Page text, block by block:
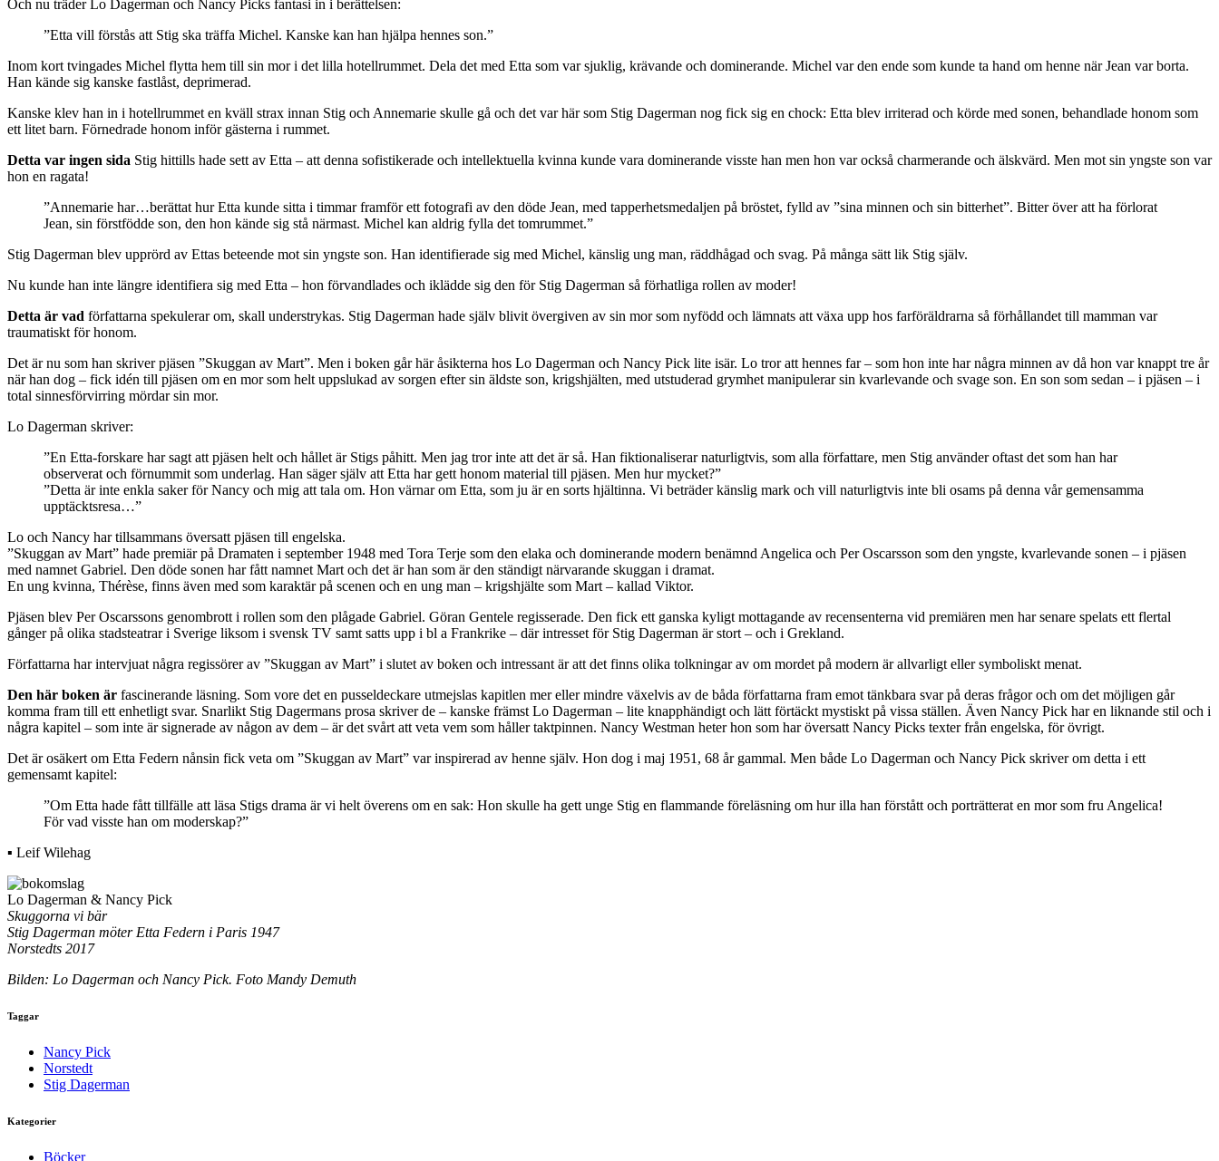
Och nu träder Lo Dagerman och Nancy Picks fantasi in i berättelsen:
”Etta vill förstås att Stig ska träffa Michel. Kanske kan han hjälpa hennes son.”
Inom kort tvingades Michel flytta hem till sin mor i det lilla hotellrummet. Dela det med Etta som var sjuklig, krävande och dominerande. Michel var den ende som kunde ta hand om henne när Jean var borta.
Han kände sig kanske fastlåst, deprimerad.
Kanske klev han in i hotellrummet en kväll strax innan Stig och Annemarie skulle gå och det var här som Stig Dagerman nog fick sig en chock: Etta blev irriterad och körde med sonen, behandlade honom som
ett litet barn. Förnedrade honom inför gästerna i rummet.
Detta var ingen sida Stig hittills hade sett av Etta – att denna sofistikerade och intellektuella kvinna kunde vara dominerande visste han men hon var också charmerande och älskvärd. Men mot sin yngste son var
hon en ragata!
”Annemarie har…berättat hur Etta kunde sitta i timmar framför ett fotografi av den döde Jean, med tapperhetsmedaljen på bröstet, fylld av ”sina minnen och sin bitterhet”. Bitter över att ha förlorat
Jean, sin förstfödde son, den hon kände sig stå närmast. Michel kan aldrig fylla det tomrummet.”
Stig Dagerman blev upprörd av Ettas beteende mot sin yngste son. Han identifierade sig med Michel, känslig ung man, räddhågad och svag. På många sätt lik Stig själv.
Nu kunde han inte längre identifiera sig med Etta – hon förvandlades och iklädde sig den för Stig Dagerman så förhatliga rollen av moder!
Detta är vad författarna spekulerar om, skall understrykas. Stig Dagerman hade själv blivit övergiven av sin mor som nyfödd och lämnats att växa upp hos farföräldrarna så förhållandet till mamman var
traumatiskt för honom.
Det är nu som han skriver pjäsen ”Skuggan av Mart”. Men i boken går här åsikterna hos Lo Dagerman och Nancy Pick lite isär. Lo tror att hennes far – som hon inte har några minnen av då hon var knappt tre år
när han dog – fick idén till pjäsen om en mor som helt uppslukad av sorgen efter sin äldste son, krigshjälten, med utstuderad grymhet manipulerar sin kvarlevande och svage son. En son som sedan – i pjäsen – i
total sinnesförvirring mördar sin mor.
Lo Dagerman skriver:
”En Etta-forskare har sagt att pjäsen helt och hållet är Stigs påhitt. Men jag tror inte att det är så. Han fiktionaliserar naturligtvis, som alla författare, men Stig använder oftast det som han har
observerat och förnummit som underlag. Han säger själv att Etta har gett honom material till pjäsen. Men hur mycket?”
”Detta är inte enkla saker för Nancy och mig att tala om. Hon värnar om Etta, som ju är en sorts hjältinna. Vi beträder känslig mark och vill naturligtvis inte bli osams på denna vår gemensamma
upptäcktsresa…”
Lo och Nancy har tillsammans översatt pjäsen till engelska.
”Skuggan av Mart” hade premiär på Dramaten i september 1948 med Tora Terje som den elaka och dominerande modern benämnd Angelica och Per Oscarsson som den yngste, kvarlevande sonen – i pjäsen
med namnet Gabriel. Den döde sonen har fått namnet Mart och det är han som är den ständigt närvarande skuggan i dramat.
En ung kvinna, Thérèse, finns även med som karaktär på scenen och en ung man – krigshjälte som Mart – kallad Viktor.
Pjäsen blev Per Oscarssons genombrott i rollen som den plågade Gabriel. Göran Gentele regisserade. Den fick ett ganska kyligt mottagande av recensenterna vid premiären men har senare spelats ett flertal
gånger på olika stadsteatrar i Sverige liksom i svensk TV samt satts upp i bl a Frankrike – där intresset för Stig Dagerman är stort – och i Grekland.
Författarna har intervjuat några regissörer av ”Skuggan av Mart” i slutet av boken och intressant är att det finns olika tolkningar av om mordet på modern är allvarligt eller symboliskt menat.
Den här boken är fascinerande läsning. Som vore det en pusseldeckare utmejslas kapitlen mer eller mindre växelvis av de båda författarna fram emot tänkbara svar på deras frågor och om det möjligen går
komma fram till ett enhetligt svar. Snarlikt Stig Dagermans prosa skriver de – kanske främst Lo Dagerman – lite knapphändigt och lätt förtäckt mystiskt på vissa ställen. Även Nancy Pick har en liknande stil och i
några kapitel – som inte är signerade av någon av dem – är det svårt att veta vem som håller taktpinnen. Nancy Westman heter hon som har översatt Nancy Picks texter från engelska, för övrigt.
Det är osäkert om Etta Federn nånsin fick veta om ”Skuggan av Mart” var inspirerad av henne själv. Hon dog i maj 1951, 68 år gammal. Men både Lo Dagerman och Nancy Pick skriver om detta i ett
gemensamt kapitel:
”Om Etta hade fått tillfälle att läsa Stigs drama är vi helt överens om en sak: Hon skulle ha gett unge Stig en flammande föreläsning om hur illa han förstått och porträtterat en mor som fru Angelica!
För vad visste han om moderskap?”
▪ Leif Wilehag
Lo Dagerman & Nancy Pick
Skuggorna vi bär
Stig Dagerman möter Etta Federn i Paris 1947
Norstedts 2017
Bilden: Lo Dagerman och Nancy Pick. Foto Mandy Demuth
Taggar
Nancy Pick
Norstedt
Stig Dagerman
Kategorier
Böcker